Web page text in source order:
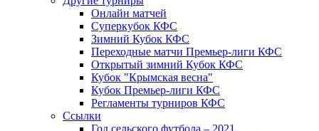
Онлайн матчей
Суперкубок КФС
Зимний Кубок КФС
Переходные матчи Премьер-лиги КФС
Открытый зимний Кубок КФС
Кубок "Крымская весна"
Кубок Премьер-лиги КФС
Регламенты турниров КФС
Ссылки
Год сельского футбола – 2021